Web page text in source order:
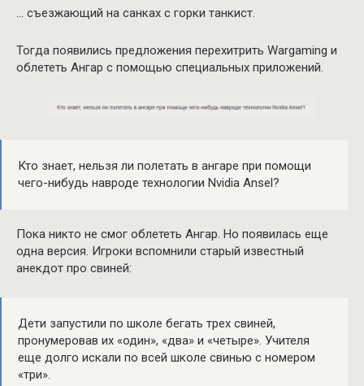
… съезжающий на санках с горки танкист.
Тогда появились предложения перехитрить Wargaming и
облететь Ангар с помощью специальных приложений.
Кто знает, нельзя ли полетать в ангаре при помощи
чего-нибудь навроде технологии Nvidia Ansel?
Пока никто не смог облететь Ангар. Но появилась еще
одна версия. Игроки вспомнили старый известный
анекдот про свиней:
Дети запустили по школе бегать трех свиней,
пронумеровав их «один», «два» и «четыре». Учителя
еще долго искали по всей школе свинью с номером
«три».